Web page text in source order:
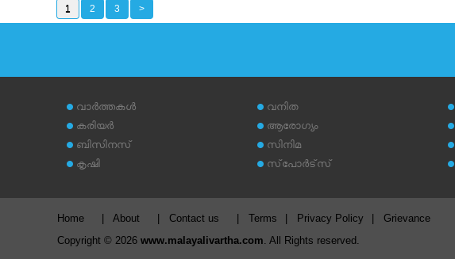
1 2 3 >
വാര്‍ത്തകള്‍
കരിയര്‍
ബിസിനസ്
കൃഷി
വനിത
ആരോഗ്യം
സിനിമ
സ്‌പോര്‍ട്‌സ്
Home About Contact us Terms Privacy Policy
Grievance
Copyright © 2026 www.malayalivartha.com. All Rights reserved.